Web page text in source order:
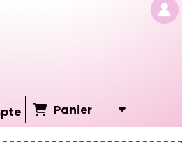
Panier